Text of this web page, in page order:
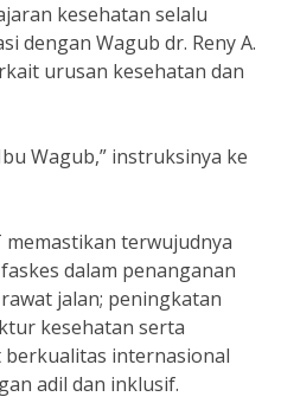
kesehatan selalu
dengan Wagub dr. Reny A.
urusan kesehatan dan
Wagub,” instruksinya ke
memastikan terwujudnya
dalam penanganan
jalan; peningkatan
kesehatan serta
internasional
adil dan inklusif.